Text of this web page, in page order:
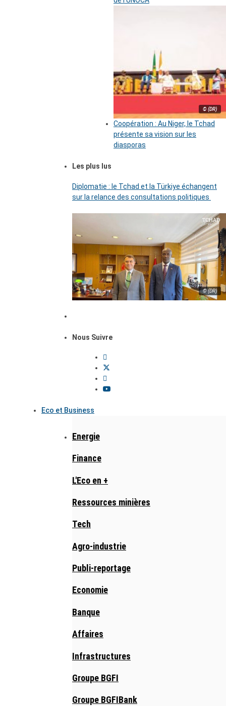
© (DR)
Coopération : Au Niger, le Tchad
présente sa vision sur les
diasporas
Les plus lus
Diplomatie : le Tchad et la Türkiye échangent
sur la relance des consultations politiques
© (DR)
Nous Suivre
Eco et Business
Energie
Finance
L'Eco en +
Ressources minières
Tech
Agro-industrie
Publi-reportage
Economie
Banque
Affaires
Infrastructures
Groupe BGFI
Groupe BGFIBank